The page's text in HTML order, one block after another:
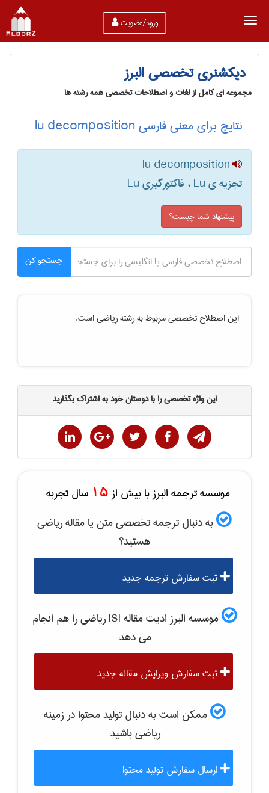
ورود/عضویت
دیکشنری تخصصی البرز
مجموعه ای کامل از لغات و اصطلاحات تخصصی همه رشته ها
نتایج برای معنی فارسی lu decomposition
lu decomposition
تجزیه ی Lu ، فاکتورگیری Lu
پیشنهاد شما چیست؟
جستجو کن
این اصطلاح تخصصی مربوط به رشتهرياضیاست.
این واژه تخصصی را با دوستان خود به اشتراک بگذارید
موسسه ترجمه البرز با بیش از 15 سال تجربه
به دنبال ترجمه تخصصی متن یا مقالهرياضی
هستید؟
ثبت سفارش ترجمه جدید
موسسه البرز ادیت مقاله ISI رياضیرا هم انجام
می دهد:
ثبت سفارش ویرایش مقاله جدید
ممکن است به دنبال تولید محتوا در زمینه
رياضیباشید:
ارسال سفارش تولید محتوا